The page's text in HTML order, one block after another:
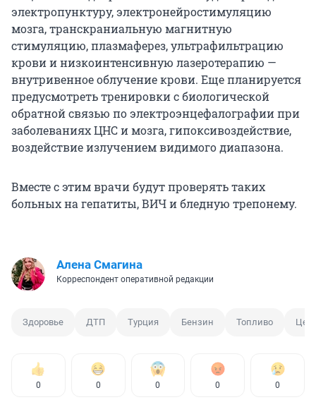
электропунктуру, электронейростимуляцию
мозга, транскраниальную магнитную
стимуляцию, плазмаферез, ультрафильтрацию
крови и низкоинтенсивную лазеротерапию —
внутривенное облучение крови. Еще планируется
предусмотреть тренировки с биологической
обратной связью по электроэнцефалографии при
заболеваниях ЦНС и мозга, гипоксивоздействие,
воздействие излучением видимого диапазона.
Вместе с этим врачи будут проверять таких
больных на гепатиты, ВИЧ и бледную трепонему.
Алена Смагина
Корреспондент оперативной редакции
Здоровье ДТП Турция Бензин Топливо
0 0 0 0 0